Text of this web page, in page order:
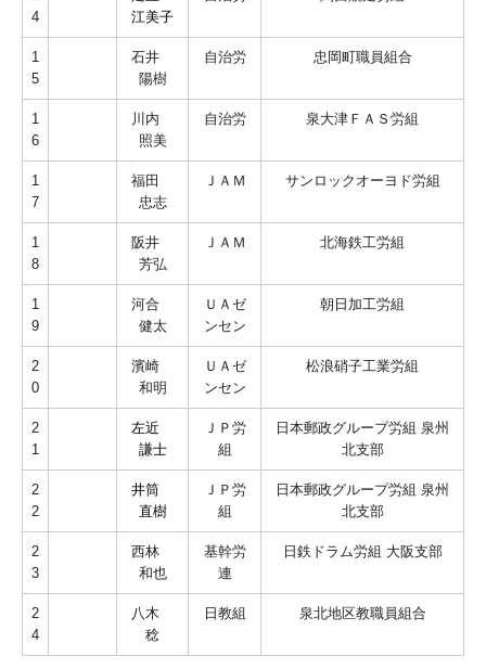
4
江美子
1
5
石井
陽樹
自治労 忠岡町職員組合
1
6
川内
照美
自治労 泉大津ＦＡＳ労組
1
7
福田
忠志
ＪＡＭ サンロックオーヨド労組
1
8
阪井
芳弘
ＪＡＭ 北海鉄工労組
1
9
河合
健太
ＵＡゼ
ンセン
朝日加工労組
2
0
濱崎
和明
ＵＡゼ
ンセン
松浪硝子工業労組
2
1
左近
謙士
ＪＰ労
組
日本郵政グループ労組 泉州
北支部
2
2
井筒
直樹
ＪＰ労
組
日本郵政グループ労組 泉州
北支部
2
3
西林
和也
基幹労
連
日鉄ドラム労組 大阪支部
2
4
八木
稔
日教組 泉北地区教職員組合